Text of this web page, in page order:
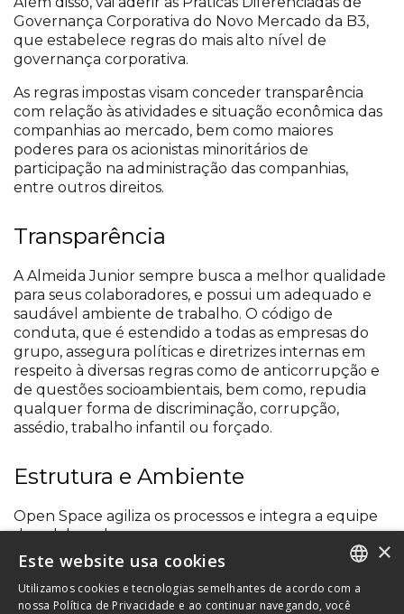
Governança Corporativa do Novo Mercado da B3,
que estabelece regras do mais alto nível de
governança corporativa.
As regras impostas visam conceder transparência
com relação às atividades e situação econômica das
companhias ao mercado, bem como maiores
poderes para os acionistas minoritários de
participação na administração das companhias,
entre outros direitos.
Transparência
A Almeida Junior sempre busca a melhor qualidade
para seus colaboradores, e possui um adequado e
saudável ambiente de trabalho. O código de
conduta, que é estendido a todas as empresas do
grupo, assegura políticas e diretrizes internas em
respeito à diversas regras como de anticorrupção e
de questões socioambientais, bem como, repudia
qualquer forma de discriminação, corrupção,
assédio, trabalho infantil ou forçado.
Estrutura e Ambiente
Open Space agiliza os processos e integra a equipe
de colaboradores.
Espaços de convivência e de descompressão
promovem mais qualidade de vida no trabalho.
PORTUGUESE
×
Este website usa cookies
Utilizamos cookies e tecnologias semelhantes de acordo com a
nossa Política de Privacidade e ao continuar navegando, você